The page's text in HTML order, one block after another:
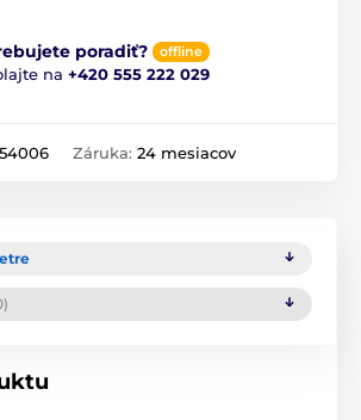
poradiť? offline
na +420 555 222 029
Záruka: 24 mesiacov